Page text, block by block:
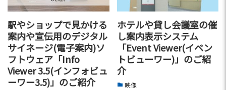
駅やショップで見かける
案内や宣伝用のデジタル
サイネージ(電子案内)ソ
フトウェア「Info
Viewer 3.5(インフォビュ
ーワー3.5)」のご紹介
ホテルや貸し会議室の催
し案内表示システム
「Event Viewer(イベン
トビューワー)」のご紹
介
映像